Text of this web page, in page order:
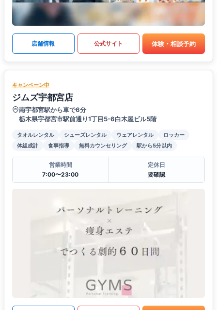
店舗情報 公式サイト 体験・相談予約
キャンペーン中
ジムズ宇都宮店
南宇都宮駅から車で6分
栃木県宇都宮市駅前通り1丁目5-6白木屋ビル5階
タオルレンタル シューズレンタル ウェアレンタル
ロッカー
体組成計
食事指導 無料カウンセリング 駅から5分以内
営業時間
7:00〜23:00
定休日
要確認